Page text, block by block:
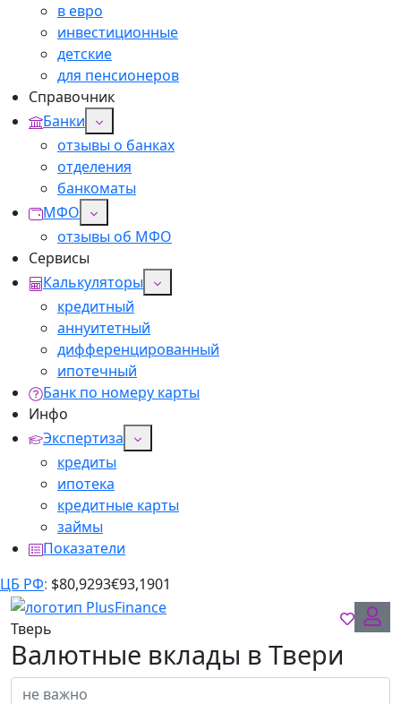
в евро
инвестиционные
детские
для пенсионеров
Справочник
Банки
отзывы о банках
отделения
банкоматы
МФО
отзывы об МФО
Сервисы
Калькуляторы
кредитный
аннуитетный
дифференцированный
ипотечный
Банк по номеру карты
Инфо
Экспертиза
кредиты
ипотека
кредитные карты
займы
Показатели
ЦБ РФ: $80,9293€93,1901
Тверь
Валютные вклады в Твери